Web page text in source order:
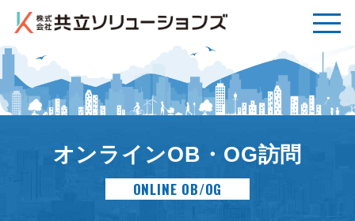
オンラインOB・OG訪問
ONLINE OB/OG